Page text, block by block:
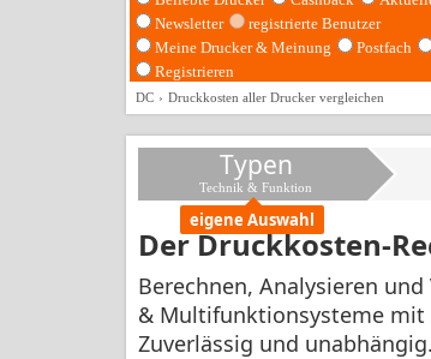
Newsletter
registrierte Benutzer
Meine Drucker & Meinung
Postfach
Registrieren
DC Druckkosten aller Drucker vergleichen
Typen
Technik & Funktion
eigene Auswahl
Der Druckkosten-
Berechnen, Analysieren
& Multifunktionsysteme mit
Zuverlässig und